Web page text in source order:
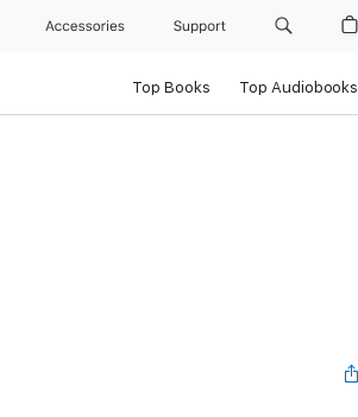
Accessories Support
Top Books Top Audiobooks